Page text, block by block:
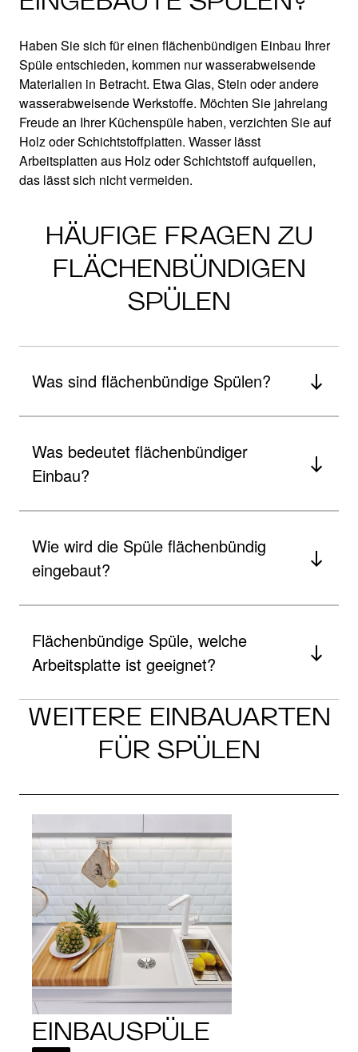
Haben Sie sich für einen flächenbündigen Einbau Ihrer
Spüle entschieden, kommen nur wasserabweisende
Materialien in Betracht. Etwa Glas, Stein oder andere
wasserabweisende Werkstoffe. Möchten Sie jahrelang
Freude an Ihrer Küchenspüle haben, verzichten Sie auf
Holz oder Schichtstoffplatten. Wasser lässt
Arbeitsplatten aus Holz oder Schichtstoff aufquellen,
das lässt sich nicht vermeiden.
HÄUFIGE FRAGEN ZU
FLÄCHENBÜNDIGEN
SPÜLEN
Was sind flächenbündige Spülen?
Was bedeutet flächenbündiger
Einbau?
Wie wird die Spüle flächenbündig
eingebaut?
Flächenbündige Spüle, welche
Arbeitsplatte ist geeignet?
WEITERE EINBAUARTEN
FÜR SPÜLEN
EINBAUSPÜLE